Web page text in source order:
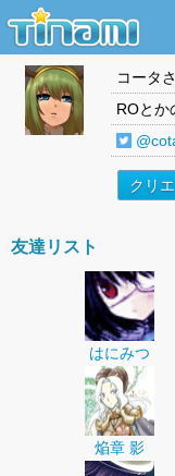
コータ
ROとか
クリ
友達リスト
はにみつ
焔章 影